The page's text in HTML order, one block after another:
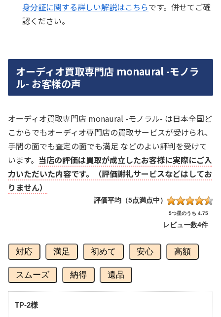
身分証に関する詳しい解説はこちらです。併せてご確
認ください。
オーディオ買取専門店 monaural -モノラ
ル- お客様の声
オーディオ買取専門店 monaural -モノラル- は日本全国ど
こからでもオーディオ専門店の買取サービスが受けられ、
手間の面でも査定の面でも満足 などのよい評判を受けて
います。 当店の評価は買取が成立したお客様に実際にご入
力いただいた内容です。（評価謝礼サービスなどはしてお
りません）
評価平均（5点満点中）
5つ星のうち 4.75
レビュー数4件
対応 満足 初めて 安心 高額
スムーズ 納得 遺品
TP-2様